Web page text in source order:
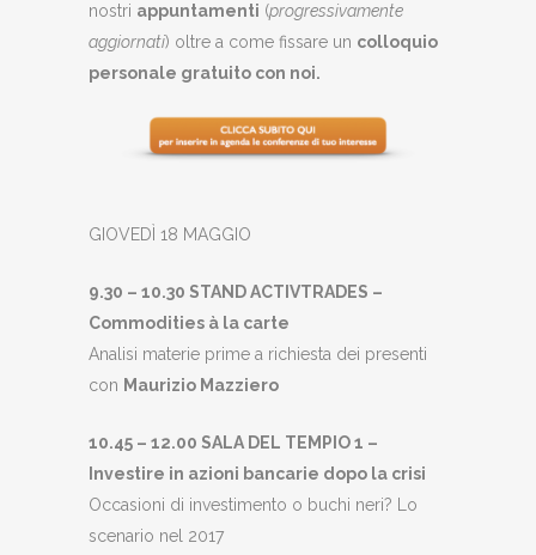
nostri appuntamenti (progressivamente
aggiornati) oltre a come fissare un colloquio
personale gratuito con noi.
GIOVEDÌ 18 MAGGIO
9.30 – 10.30 STAND ACTIVTRADES –
Commodities à la carte
Analisi materie prime a richiesta dei presenti
con Maurizio Mazziero
10.45 – 12.00 SALA DEL TEMPIO 1 –
Investire in azioni bancarie dopo la crisi
Occasioni di investimento o buchi neri? Lo
scenario nel 2017